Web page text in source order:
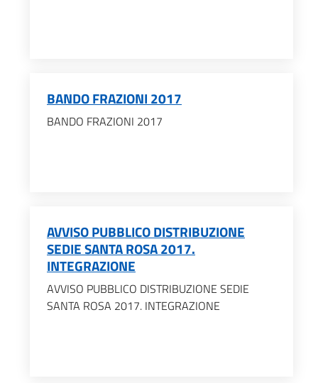
BANDO FRAZIONI 2017
BANDO FRAZIONI 2017
AVVISO PUBBLICO DISTRIBUZIONE
SEDIE SANTA ROSA 2017.
INTEGRAZIONE
AVVISO PUBBLICO DISTRIBUZIONE SEDIE
SANTA ROSA 2017. INTEGRAZIONE